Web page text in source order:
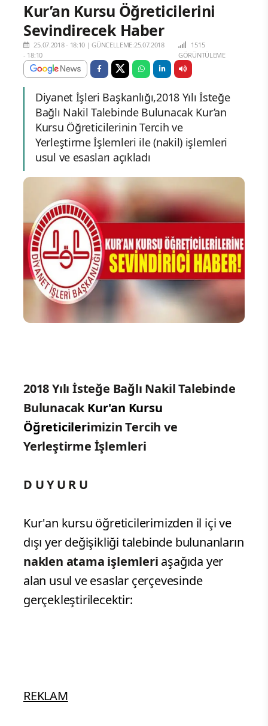
Kur’an Kursu Öğreticilerini
Sevindirecek Haber
25.07.2018 - 18:10 |GÜNCELLEME:25.07.2018
- 18:10
1515
GÖRÜNTÜLEME
Diyanet İşleri Başkanlığı,2018 Yılı İsteğe
Bağlı Nakil Talebinde Bulunacak Kur’an
Kursu Öğreticilerinin Tercih ve
Yerleştirme İşlemleri ile (nakil) işlemleri
usul ve esasları açıkladı
2018 Yılı İsteğe Bağlı Nakil Talebinde
BulunacakKur'an Kursu
Öğreticilerimizin Tercih ve
Yerleştirme İşlemleri
D U Y U R U
Kur'an kursu öğreticilerimizden il içi ve
dışı yer değişikliği talebinde bulunanların
naklen atama işlemleri aşağıda yer
alan usul ve esaslar çerçevesinde
gerçekleştirilecektir:
REKLAM